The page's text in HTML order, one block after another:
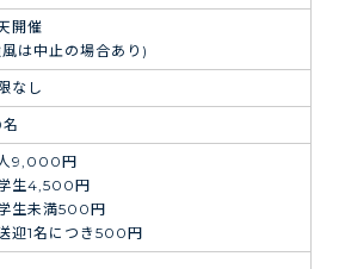
開催
は中止の場合あり)
なし
9,000円
生4,500円
生未満500円
迎1名につき500円